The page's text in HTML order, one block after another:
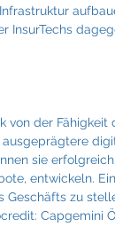
InsurTechs
von der Fähigkeit
sie
entwickeln. Ein
Geschäfts zu
Capgemini